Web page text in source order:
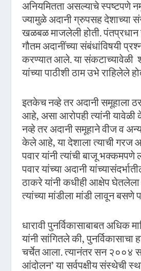
अनियमितता असल्याचे स्पष्टपणे
ज्यामुळे अदानी ग्रुपसह देशाच्या
खळबळ माजलेली होती. पंतप्रधान
गौतम अदानींच्या संबंधांविषयी
करण्यात आले. या संकटाच्यावेळी
यांच्या पाठीशी ठाम उभे राहिलेले
इतकेच नव्हे तर अदानी समूहाला
आहे, असा आरोपही त्यांनी यावेळी
नव्हे तर अदानी समूहाने वीज व
केले आहे, या देशाला त्याची गरज
पवार यांनी त्यांची बाजू भक्कमपणे
पवार यांच्या अदानी
ठाकरे यांनी कधीही आक्षेप घेतलेला
त्यांच्या मांडीला मांडी लावून
धारावी पुनर्विकासाबाबत अधिक
यांनी सांगितले की, पुनर्विकासाचा हा
चर्चेत आला. त्यानंतर सन २००४
आंदोलन’ या सर्वपक्षीय संस्थेची